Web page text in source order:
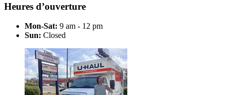
Heures d’ouverture
Mon-Sat: 9 am - 12 pm
Sun: Closed